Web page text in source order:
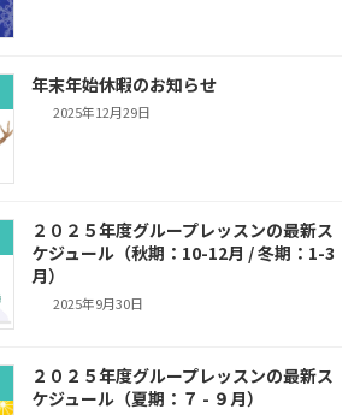
年末年始休暇のお知らせ
2025年12月29日
２０２５年度グループレッスンの最新ス
ケジュール（秋期：10-12月 / 冬期：1-3
月）
2025年9月30日
２０２５年度グループレッスンの最新ス
ケジュール（夏期：７ - ９月）